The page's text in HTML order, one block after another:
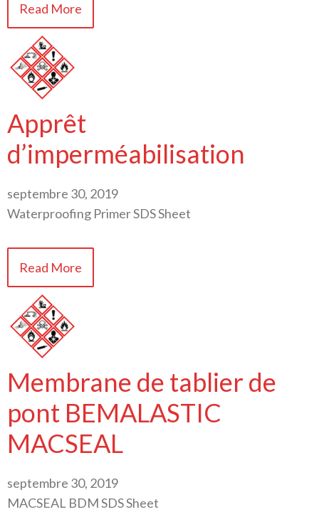
Read More
Apprêt
d’imperméabilisation
septembre 30, 2019
Waterproofing Primer SDS Sheet
Read More
Membrane de tablier de
pont BEMALASTIC
MACSEAL
septembre 30, 2019
MACSEAL BDM SDS Sheet